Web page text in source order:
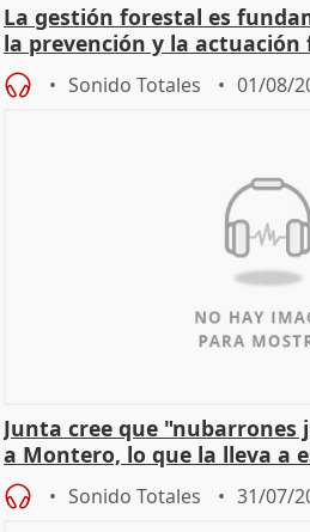
La gestión forestal es
la prevención y la
Sonido Totales 01/08/
Junta cree que "nubarrones
a Montero, lo que la lleva a
Sonido Totales 31/07/